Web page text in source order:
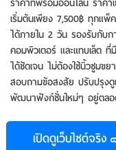
เริ่มต้นเพียง 7,500฿ ทุกแพ็ค
ได้ภายใน 2 วัน รองรับกับ
คอมพิวเตอร์ และแทบเล็ต
ได้ชัดเจน ไม่ต้องใช้นิ้วซูมข
สอบถามข้อสงสัย ปรับปรุงดู
พัฒนาฟังก์ชั่นใหม่ๆ อยู่ตลอ
เปิดดูเว็บไซต์จริง